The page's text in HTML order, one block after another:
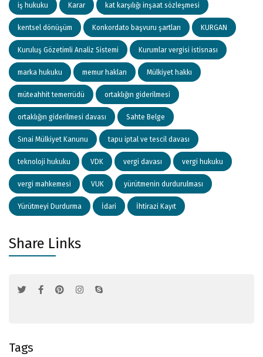
iş hukuku Karar kat karşılığı inşaat sözleşmesi
kentsel dönüşüm Konkordato başvuru şartları KURGAN
Kuruluş Gözetimli Analiz Sistemi Kurumlar vergisi istisnası
marka hukuku memur hakları Mülkiyet hakkı
müteahhit temerrüdü ortaklığın giderilmesi
ortaklığın giderilmesi davası Sahte Belge
Sınai Mülkiyet Kanunu tapu iptal ve tescil davası
teknoloji hukuku VDK vergi davası vergi hukuku
vergi mahkemesi VUK yürütmenin durdurulması
Yürütmeyi Durdurma İdari İhtirazi Kayıt
Share Links
Tags